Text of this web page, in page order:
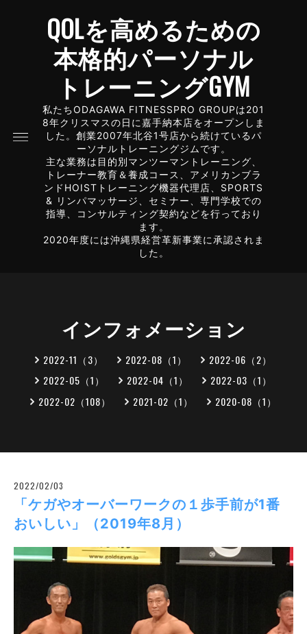
QOLを高めるための
本格的パーソナル
トレーニングGYM
私たちODAGAWA FITNESSPRO GROUPは201
8年クリスマスの日に嘉手納本店をオープンしま
した。創業2007年北谷1号店から続けているパ
ーソナルトレーニングジムです。
主な業務は目的別マンツーマントレーニング、
トレーナー教育＆養成コース、アメリカンブラ
ンドHOISTトレーニング機器代理店、SPORTS
& リンパマッサージ、セミナー、専門学校での
指導、コンサルティング契約などを行っており
ます。
2020年度には沖縄県経営革新事業に承認されま
した。
インフォメーション
2022-11（3） 2022-08（1）
2022-06（2）
2022-05（1）
2022-04（1）
2022-03（1）
2022-02（108）
2021-02（1） 2020-08（1）
2022/02/03
「ケガやオーバーワークの１歩手前が1番
おいしい」（2019年8月）